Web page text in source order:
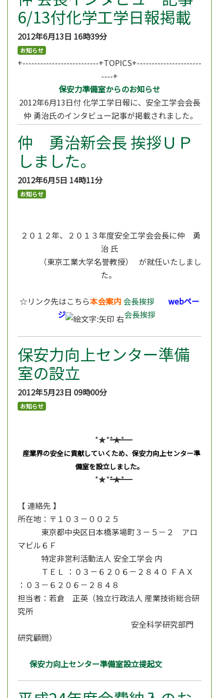
6/13付化学工学日報掲載
2012年6月13日 16時39分
お知らせ
+--------------------------+TOPICS+----------------------
----+
保安力準備室からのお知らせ
2012年6月13日付 化学工学日報に、安全工学会会長
仲 勇治氏のインタビュー記事が掲載されました。
仲 勇治新会長 挨拶ＵＰ
しました。
2012年6月5日 14時11分
お知らせ
２０１２年、２０１３年度安全工学会会長に仲 勇
治 氏
（東京工業大学名誉教授） が就任いたしまし
た。
☆リンク先はこちら本会案内 会長挨拶
webペー
ジ
会長挨拶
保安力向上センター準備
室の設立
2012年5月23日 09時00分
お知らせ
*★*――――――――――――――――――――――――――――――――――――――――――*★*
産業界の安全に貢献していくため、保安力向上センター準
備室を設立しました。
*★*――――――――――――――――――――――――――――――――――――――――――*★*
【 連絡先 】
所在地：〒１０３－００２５
東京都中央区日本橋茅場町３－５－２ アロ
マビル６Ｆ
特定非営利活動法人 安全工学会 内
ＴＥＬ ：０３－６２０６－２８４０ ＦＡＸ
：０３－６２０６－２８４８
担当者：若倉 正英（独立行政法人 産業技術総合研
究所
安全科学研究部門
研究顧問）
保安力向上センター準備室設立提起文